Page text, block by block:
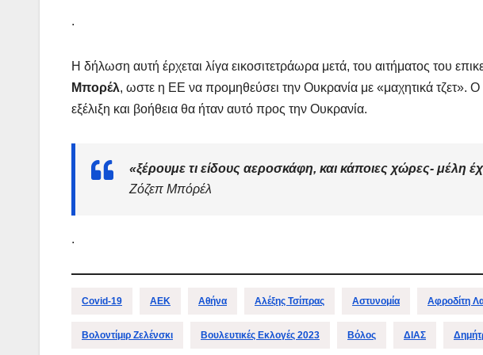
.
Η δήλωση αυτή έρχεται λίγα εικοσιτετράωρα μετά, του αιτήματος του
Μπορέλ, ωστε η ΕΕ να προμηθεύσει την Ουκρανία με «μαχητικά τζετ».
εξέλιξη και βοήθεια θα ήταν αυτό προς την Ουκρανία.
«ξέρουμε τι είδους αεροσκάφη, και κάποιες χώρες- μέλη
Ζόζεπ Μπόρέλ
.
Covid-19 ΑΕΚ Αθήνα Αλέξης Τσίπρας Αστυνομία Αφροδίτη
Βολοντίμιρ Ζελένσκι Βουλευτικές Εκλογές 2023 Βόλος ΔΙΑΣ